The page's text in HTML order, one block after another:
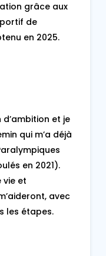
grâce aux
de
en 2025.
d’ambition et je
qui m’a déjà
en 2021).
vie et
avec
les étapes.